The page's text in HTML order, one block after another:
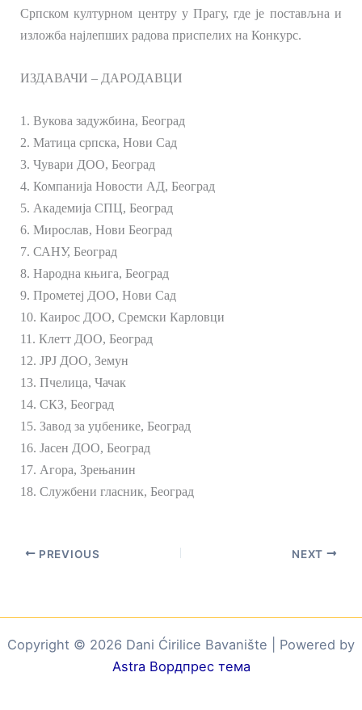
Српском културном центру у Прагу, где је постављна и
изложба најлепших радова приспелих на Конкурс.
ИЗДАВАЧИ – ДАРОДАВЦИ
1. Вукова задужбина, Београд
2. Матица српска, Нови Сад
3. Чувари ДОО, Београд
4. Компанија Новости АД, Београд
5. Академија СПЦ, Београд
6. Мирослав, Нови Београд
7. САНУ, Београд
8. Народна књига, Београд
9. Прометеј ДОО, Нови Сад
10. Каирос ДОО, Сремски Карловци
11. Клетт ДОО, Београд
12. ЈРЈ ДОО, Земун
13. Пчелица, Чачак
14. СКЗ, Београд
15. Завод за уџбенике, Београд
16. Јасен ДОО, Београд
17. Агора, Зрењанин
18. Службени гласник, Београд
PREVIOUS NEXT
Copyright © 2026 Dani Ćirilice Bavanište | Powered by
Astra Вордпрес тема